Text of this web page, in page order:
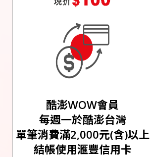
酷澎WOW會員
每週一於酷澎台灣
單筆消費滿2,000元(含)以上
結帳使用滙豐信用卡